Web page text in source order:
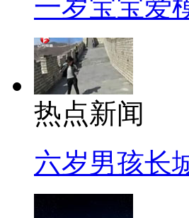
一岁宝宝爱
热点新闻
六岁男孩长